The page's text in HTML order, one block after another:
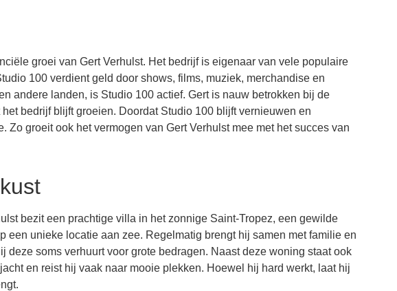
groei van Gert Verhulst. Het bedrijf is eigenaar van vele populaire
100 verdient geld door shows, films, muziek, merchandise en
andere landen, is Studio 100 actief. Gert is nauw betrokken bij de
bedrijf blijft groeien. Doordat Studio 100 blijft vernieuwen en
Zo groeit ook het vermogen van Gert Verhulst mee met het succes van
bezit een prachtige villa in het zonnige Saint-Tropez, een gewilde
unieke locatie aan zee. Regelmatig brengt hij samen met familie en
soms verhuurt voor grote bedragen. Naast deze woning staat ook
en reist hij vaak naar mooie plekken. Hoewel hij hard werkt, laat hij